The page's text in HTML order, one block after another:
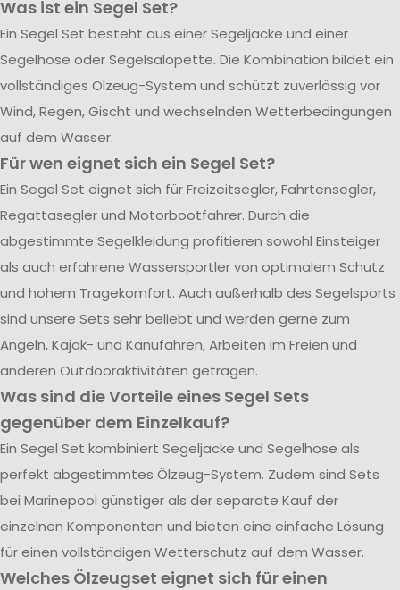
Was ist ein Segel Set?
Ein Segel Set besteht aus einer Segeljacke und einer
Segelhose oder Segelsalopette. Die Kombination bildet ein
vollständiges Ölzeug-System und schützt zuverlässig vor
Wind, Regen, Gischt und wechselnden Wetterbedingungen
auf dem Wasser.
Für wen eignet sich ein Segel Set?
Ein Segel Set eignet sich für Freizeitsegler, Fahrtensegler,
Regattasegler und Motorbootfahrer. Durch die
abgestimmte Segelkleidung profitieren sowohl Einsteiger
als auch erfahrene Wassersportler von optimalem Schutz
und hohem Tragekomfort. Auch außerhalb des Segelsports
sind unsere Sets sehr beliebt und werden gerne zum
Angeln, Kajak- und Kanufahren, Arbeiten im Freien und
anderen Outdooraktivitäten getragen.
Was sind die Vorteile eines Segel Sets
gegenüber dem Einzelkauf?
Ein Segel Set kombiniert Segeljacke und Segelhose als
perfekt abgestimmtes Ölzeug-System. Zudem sind Sets
bei Marinepool günstiger als der separate Kauf der
einzelnen Komponenten und bieten eine einfache Lösung
für einen vollständigen Wetterschutz auf dem Wasser.
Welches Ölzeugset eignet sich für einen